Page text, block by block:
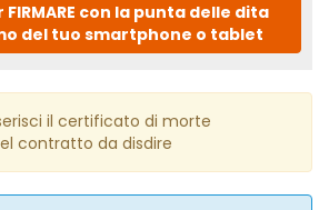
FIRMARE con la punta delle dita
del tuo smartphone o tablet
il certificato di morte
contratto da disdire